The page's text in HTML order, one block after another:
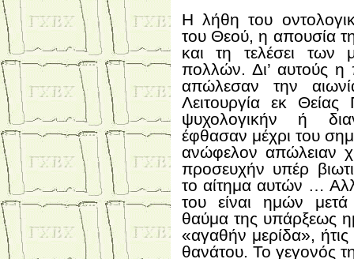
Η λήθη του
του Θεού, η απουσία
και τη τελέσει των
πολλών. Δι’ αυτούς η
απώλεσαν την
Λειτουργία εκ Θείας
ψυχολογικήν ή
έφθασαν μέχρι του
ανώφελον απώλειαν
προσευχήν υπέρ
το αίτημα αυτών …
του είναι ημών
θαύμα της υπάρξεως
«αγαθήν μερίδα»,
θανάτου. Το γεγονός